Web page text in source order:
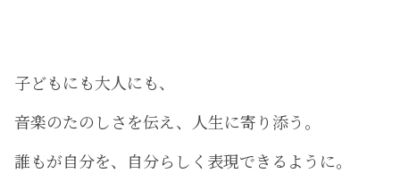
子どもにも大人にも、
音楽のたのしさを伝え、人生に寄り添う。
誰もが自分を、自分らしく表現できるように。